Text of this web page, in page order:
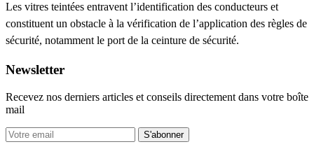
Les vitres teintées entravent l’identification des conducteurs et
constituent un obstacle à la vérification de l’application des règles de
sécurité, notamment le port de la ceinture de sécurité.
Newsletter
Recevez nos derniers articles et conseils directement dans votre boîte
mail
S'abonner